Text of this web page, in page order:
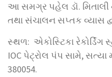
આ સમગ્ર પહેલ ડૉ. મિતાલી
તથા સંચાલન સપ્તક વ્યાસ
સ્થળ: એકોસ્ટિકા રેકોર્ડિંગ
IOC પેટ્રોલ પંપ સામે, સત્યા
380054.